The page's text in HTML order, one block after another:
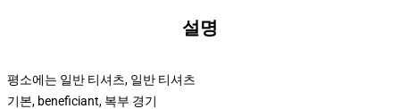
설명
평소에는 일반 티셔츠, 일반 티셔츠
기본, beneficiant, 복부 경기